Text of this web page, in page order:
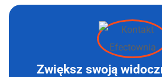
Zwiększ swoją